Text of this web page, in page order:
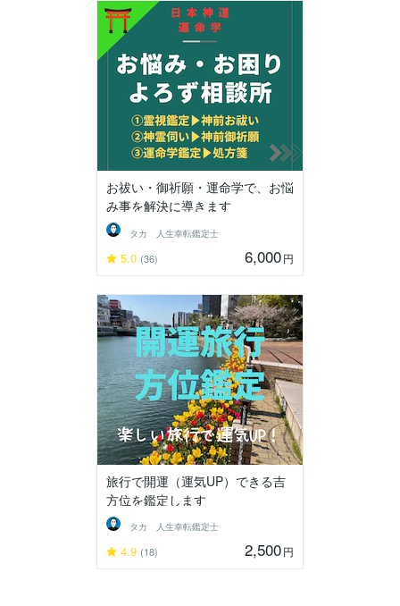
お祓い・御祈願・運命学で、お悩
み事を解決に導きます
タカ 人生幸転鑑定士
5.0 (36) 6,000円
旅行で開運（運気UP）できる吉
方位を鑑定します
タカ 人生幸転鑑定士
4.9 (18) 2,500円